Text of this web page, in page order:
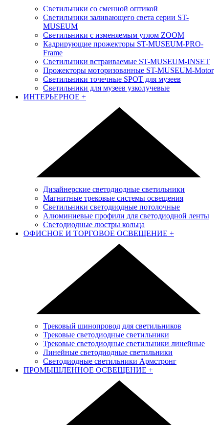
Светильники со сменной оптикой
Светильники заливающего света серии ST-
MUSEUM
Светильники с изменяемым углом ZOOM
Кадрирующие прожекторы ST-MUSEUM-PRO-
Frame
Светильники встраиваемые ST-MUSEUM-INSET
Прожекторы моторизованные ST-MUSEUM-Motor
Светильники точечные SPOT для музеев
Светильники для музеев узколучевые
ИНТЕРЬЕРНОЕ +
Дизайнерские светодиодные светильники
Магнитные трековые системы освещения
Светильники светодиодные потолочные
Алюминиевые профили для светодиодной ленты
Светодиодные люстры кольца
ОФИСНОЕ И ТОРГОВОЕ ОСВЕЩЕНИЕ +
Трековый шинопровод для светильников
Трековые светодиодные светильники
Трековые светодиодные светильники линейные
Линейные светодиодные светильники
Светодиодные светильники Армстронг
ПРОМЫШЛЕННОЕ ОСВЕЩЕНИЕ +